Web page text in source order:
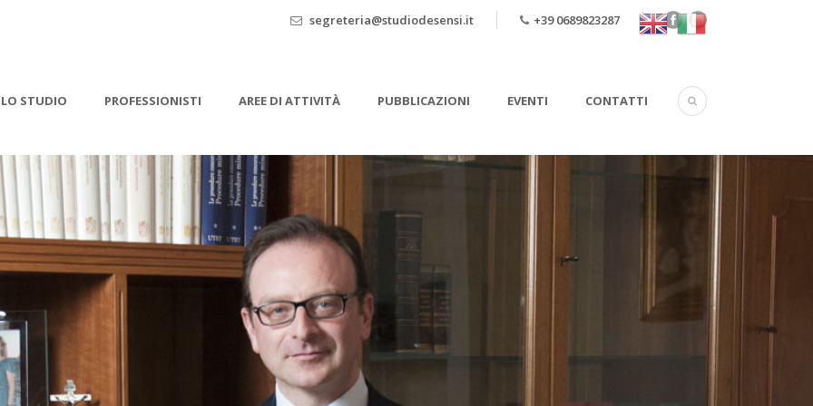
segreteria@studiodesensi.it +39 0689823287
LO STUDIO PROFESSIONISTI AREE DI ATTIVITÀ PUBBLICAZIONI EVENTI CONTATTI